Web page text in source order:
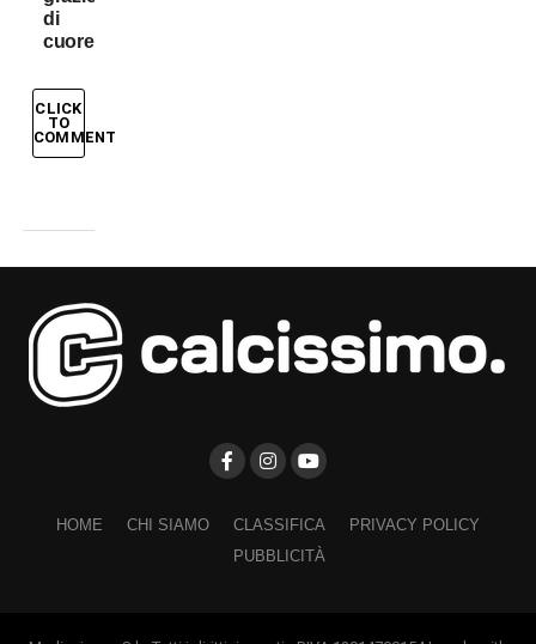
di
cuore”
CLICK
TO
COMMENT
HOME CHI SIAMO CLASSIFICA
PRIVACY POLICY
PUBBLICITÀ